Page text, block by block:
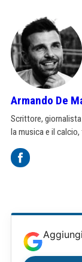
Armando De
Scrittore,
la musica e il
Aggiungi